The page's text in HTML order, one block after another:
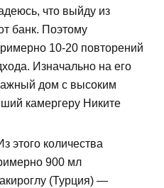
что выйду из
банк. Поэтому
10-20 повторений
Изначально на его
дом с высоким
камергеру Никите
этого количества
900 мл
(Турция) —